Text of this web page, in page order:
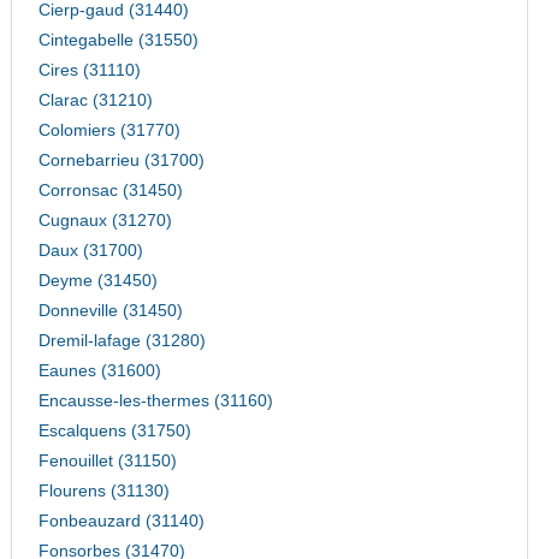
Cierp-gaud (31440)
Cintegabelle (31550)
Cires (31110)
Clarac (31210)
Colomiers (31770)
Cornebarrieu (31700)
Corronsac (31450)
Cugnaux (31270)
Daux (31700)
Deyme (31450)
Donneville (31450)
Dremil-lafage (31280)
Eaunes (31600)
Encausse-les-thermes (31160)
Escalquens (31750)
Fenouillet (31150)
Flourens (31130)
Fonbeauzard (31140)
Fonsorbes (31470)